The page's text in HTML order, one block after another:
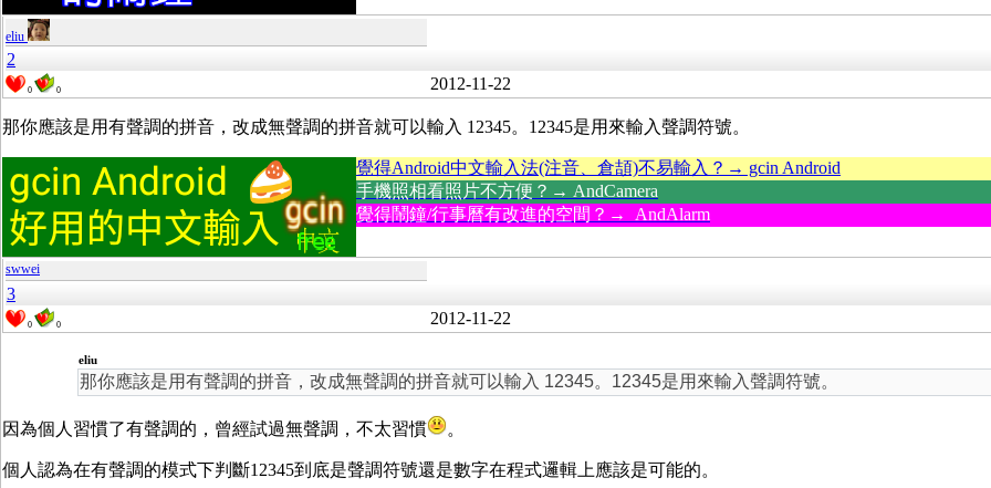
eliu
2
0 0 2012-11-22
那你應該是用有聲調的拼音，改成無聲調的拼音就可以輸入 12345。12345是用來輸入聲調符號。
覺得Android中文輸入法(注音、倉頡)不易輸入？→ gcin Android
手機照相看照片不方便？→ AndCamera
覺得鬧鐘/行事曆有改進的空間？→ AndAlarm
swwei
3
0 0 2012-11-22
eliu
那你應該是用有聲調的拼音，改成無聲調的拼音就可以輸入 12345。12345是用來輸入聲調符號。
因為個人習慣了有聲調的，曾經試過無聲調，不太習慣 。
個人認為在有聲調的模式下判斷12345到底是聲調符號還是數字在程式邏輯上應該是可能的。